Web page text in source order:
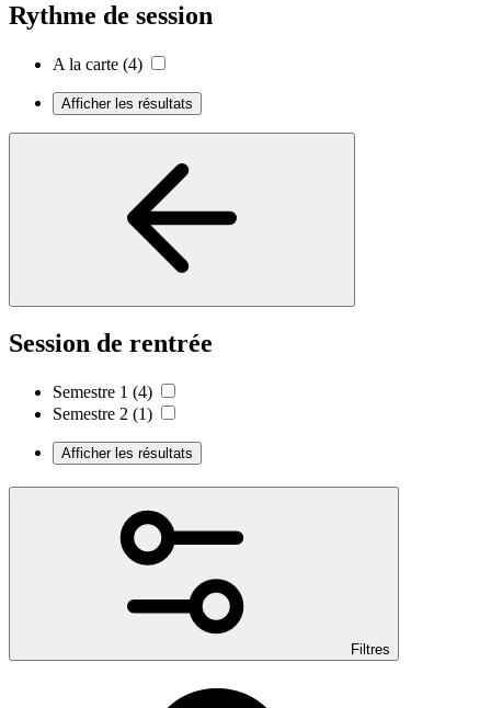
Rythme de session
A la carte (4)
Afficher les résultats
Session de rentrée
Semestre 1 (4)
Semestre 2 (1)
Afficher les résultats
Filtres